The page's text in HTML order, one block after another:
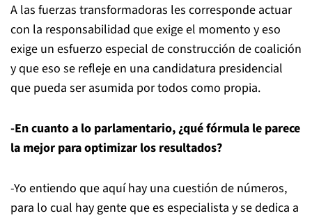
A las fuerzas transformadoras les corresponde actuar
con la responsabilidad que exige el momento y eso
exige un esfuerzo especial de construcción de coalición
y que eso se refleje en una candidatura presidencial
que pueda ser asumida por todos como propia.
-En cuanto a lo parlamentario, ¿qué fórmula le parece
la mejor para optimizar los resultados?
-Yo entiendo que aquí hay una cuestión de números,
para lo cual hay gente que es especialista y se dedica a